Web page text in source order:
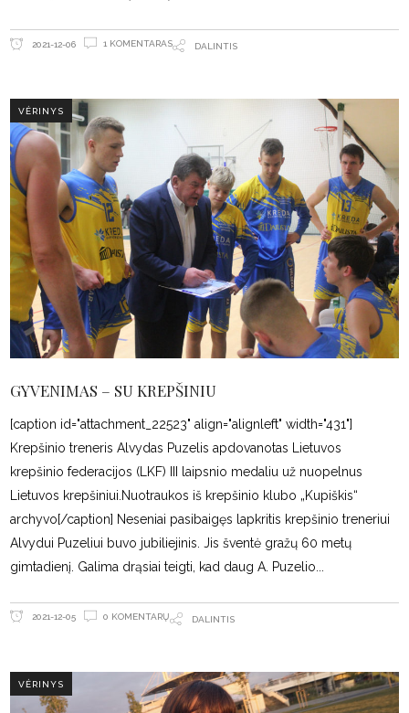
2021-12-06 1 KOMENTARAS DALINTIS
VĖRINYS
GYVENIMAS – SU KREPŠINIU
[caption id="attachment_22523" align="alignleft" width="431"]
Krepšinio treneris Alvydas Puzelis apdovanotas Lietuvos
krepšinio federacijos (LKF) III laipsnio medaliu už nuopelnus
Lietuvos krepšiniui.Nuotraukos iš krepšinio klubo „Kupiškis“
archyvo[/caption] Neseniai pasibaigęs lapkritis krepšinio treneriui
Alvydui Puzeliui buvo jubiliejinis. Jis šventė gražų 60 metų
gimtadienį. Galima drąsiai teigti, kad daug A. Puzelio
2021-12-05 0 KOMENTARŲ DALINTIS
VĖRINYS